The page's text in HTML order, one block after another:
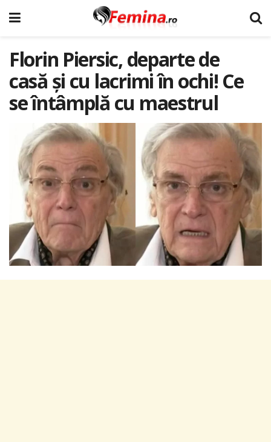
Florin Piersic, departe de
casă și cu lacrimi în ochi! Ce
se întâmplă cu maestrul